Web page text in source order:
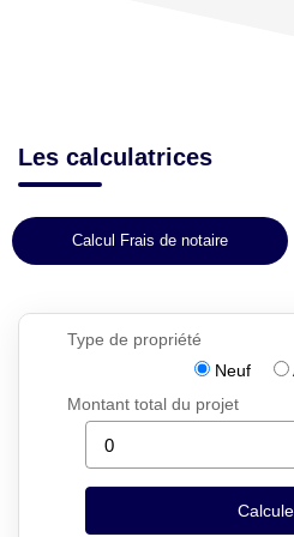
Les calculatrices
Calcul Frais de notaire